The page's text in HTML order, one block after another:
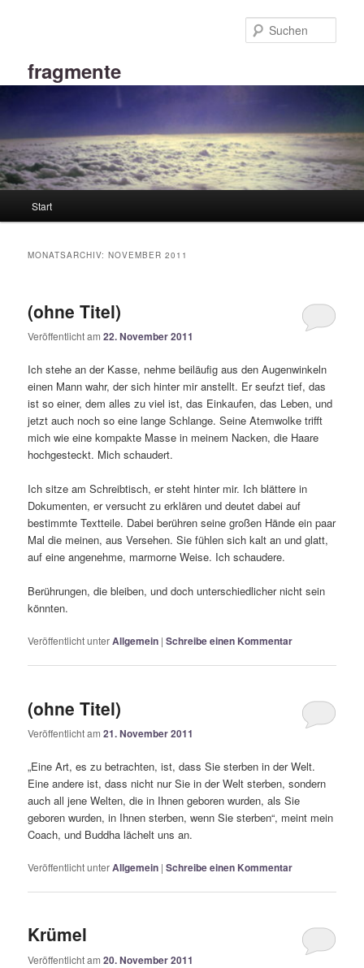
fragmente
Start
MONATSARCHIV:NOVEMBER 2011
(ohne Titel)
Veröffentlicht am22. November 2011
Ich stehe an der Kasse, nehme beiläufig aus den Augenwinkeln
einen Mann wahr, der sich hinter mir anstellt. Er seufzt tief, das
ist so einer, dem alles zu viel ist, das Einkaufen, das Leben, und
jetzt auch noch so eine lange Schlange. Seine Atemwolke trifft
mich wie eine kompakte Masse in meinem Nacken, die Haare
hochgesteckt. Mich schaudert.
Ich sitze am Schreibtisch, er steht hinter mir. Ich blättere in
Dokumenten, er versucht zu erklären und deutet dabei auf
bestimmte Textteile. Dabei berühren seine großen Hände ein paar
Mal die meinen, aus Versehen. Sie fühlen sich kalt an und glatt,
auf eine angenehme, marmorne Weise. Ich schaudere.
Berührungen, die bleiben, und doch unterschiedlicher nicht sein
könnten.
Veröffentlicht unterAllgemein |Schreibe einen Kommentar
(ohne Titel)
Veröffentlicht am21. November 2011
„Eine Art, es zu betrachten, ist, dass Sie sterben in der Welt.
Eine andere ist, dass nicht nur Sie in der Welt sterben, sondern
auch all jene Welten, die in Ihnen geboren wurden, als Sie
geboren wurden, in Ihnen sterben, wenn Sie sterben“, meint mein
Coach, und Buddha lächelt uns an.
Veröffentlicht unterAllgemein |Schreibe einen Kommentar
Krümel
Veröffentlicht am20. November 2011